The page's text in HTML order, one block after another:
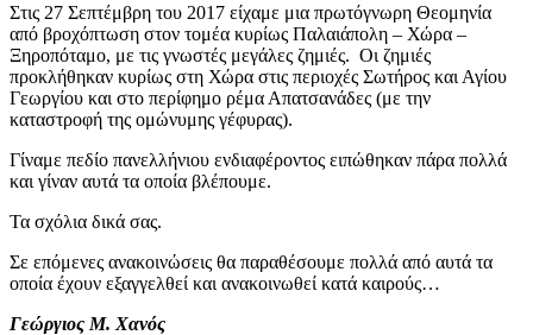
Στις 27 Σεπτέμβρη του 2017 είχαμε μια πρωτόγνωρη Θεομηνία
από βροχόπτωση στον τομέα κυρίως Παλαιάπολη – Χώρα –
Ξηροπόταμο, με τις γνωστές μεγάλες ζημιές. Οι ζημιές
προκλήθηκαν κυρίως στη Χώρα στις περιοχές Σωτήρος και Αγίου
Γεωργίου και στο περίφημο ρέμα Απατσανάδες (με την
καταστροφή της ομώνυμης γέφυρας).
Γίναμε πεδίο πανελλήνιου ενδιαφέροντος ειπώθηκαν πάρα πολλά
και γίναν αυτά τα οποία βλέπουμε.
Τα σχόλια δικά σας.
Σε επόμενες ανακοινώσεις θα παραθέσουμε πολλά από αυτά τα
οποία έχουν εξαγγελθεί και ανακοινωθεί κατά καιρούς…
Γεώργιος Μ. Χανός